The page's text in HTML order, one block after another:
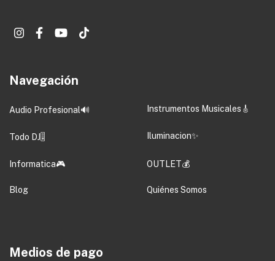
Navegación
Audio Profesional🔊 Instrumentos Musicales🎸
Todo DJ🎚️ Iluminacion✨
Informatica🎮 OUTLET💰
Blog Quiénes Somos
Medios de pago